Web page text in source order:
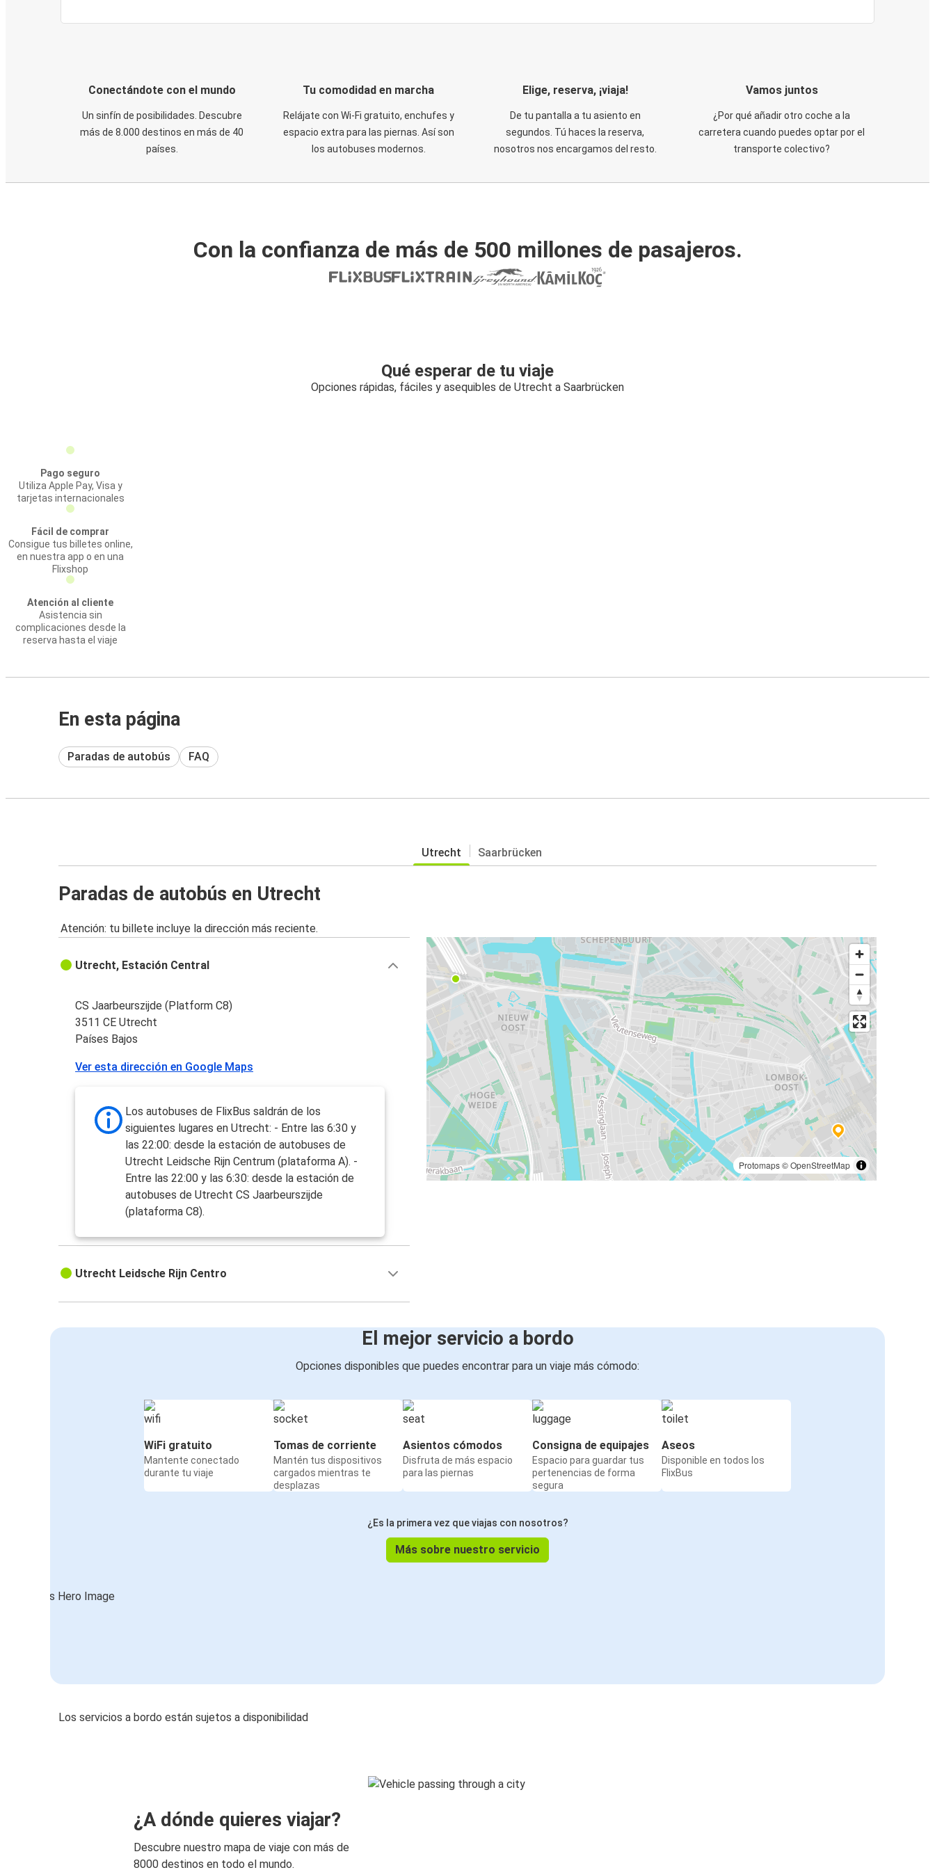
Conectándote con el mundo
Un sinfín de posibilidades. Descubre
más de 8.000 destinos en más de 40
países.
Tu comodidad en marcha
Relájate con Wi-Fi gratuito, enchufes y
espacio extra para las piernas. Así son
los autobuses modernos.
Elige, reserva, ¡viaja!
De tu pantalla a tu asiento en
segundos. Tú haces la reserva,
nosotros nos encargamos del resto.
Vamos juntos
¿Por qué añadir otro coche a la
carretera cuando puedes optar por el
transporte colectivo?
Con la confianza de más de 500 millones de pasajeros.
Qué esperar de tu viaje
Opciones rápidas, fáciles y asequibles de Utrecht a Saarbrücken
Pago seguro
Utiliza Apple Pay, Visa y
tarjetas internacionales
Fácil de comprar
Consigue tus billetes online,
en nuestra app o en una
Flixshop
Atención al cliente
Asistencia sin
complicaciones desde la
reserva hasta el viaje
En esta página
Paradas de autobús FAQ
Utrecht Saarbrücken
Paradas de autobús en Utrecht
Atención: tu billete incluye la dirección más reciente.
Protomaps©OpenStreetMap
Utrecht, Estación Central
CS Jaarbeurszijde (Platform C8)
3511 CE Utrecht
Países Bajos
Ver esta dirección en Google Maps
Los autobuses de FlixBus saldrán de los
siguientes lugares en Utrecht: - Entre las 6:30 y
las 22:00: desde la estación de autobuses de
Utrecht Leidsche Rijn Centrum (plataforma A). -
Entre las 22:00 y las 6:30: desde la estación de
autobuses de Utrecht CS Jaarbeurszijde
(plataforma C8).
Utrecht Leidsche Rijn Centro
El mejor servicio a bordo
Opciones disponibles que puedes encontrar para un viaje más cómodo:
WiFi gratuito
Mantente conectado
durante tu viaje
Tomas de corriente
Mantén tus dispositivos
cargados mientras te
desplazas
Asientos cómodos
Disfruta de más espacio
para las piernas
Consigna de equipajes
Espacio para guardar tus
pertenencias de forma
segura
Aseos
Disponible en todos los
FlixBus
¿Es la primera vez que viajas con nosotros?
Más sobre nuestro servicio
Los servicios a bordo están sujetos a disponibilidad
¿A dónde quieres viajar?
Descubre nuestro mapa de viaje con más de
8000 destinos en todo el mundo.